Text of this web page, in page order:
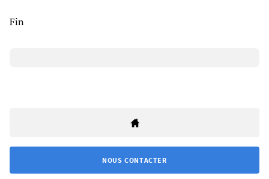
Fin
NOUS CONTACTER